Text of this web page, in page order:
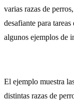
varias razas de
desafiante para
algunos ejemplos de
El ejemplo muestra
distintas razas de